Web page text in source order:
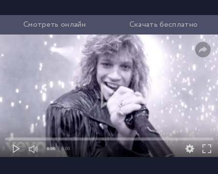
Смотреть онлайн Скачать бесплатно
0:00 / 0:00